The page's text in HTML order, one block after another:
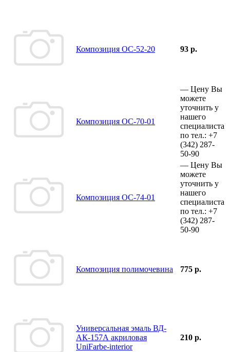
Композиция ОС-52-20 93 р.
Композиция ОС-70-01
— Цену Вы
можете
уточнить у
нашего
специалиста
по тел.: +7
(342) 287-
50-90
Композиция ОС-74-01
— Цену Вы
можете
уточнить у
нашего
специалиста
по тел.: +7
(342) 287-
50-90
Композиция полимочевина 775 р.
Универсальная эмаль ВД-
АК-157А акриловая
UniFarbe-interior
210 р.